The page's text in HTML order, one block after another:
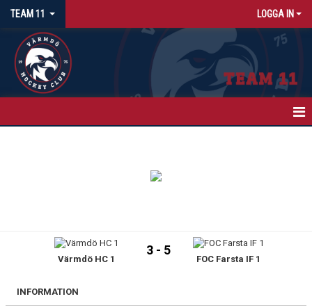
TEAM 11 LOGGA IN
BILDGALLERI
Värmdö HC 1
3 - 5
FOC Farsta IF 1
INFORMATION